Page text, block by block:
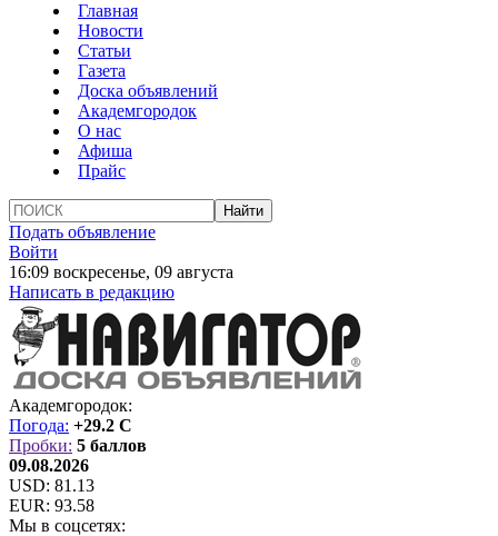
Главная
Новости
Статьи
Газета
Доска объявлений
Академгородок
О нас
Афиша
Прайс
Подать объявление
Войти
16:09 воскресенье, 09 августа
Написать в редакцию
Академгородок:
Погода: +29.2 C
Пробки: 5 баллов
09.08.2026
USD: 81.13
EUR: 93.58
Мы в соцсетях: